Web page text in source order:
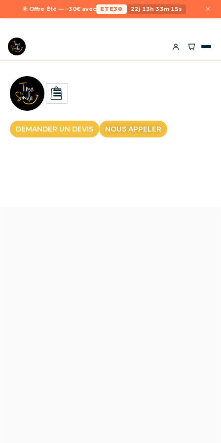
🌞 Offre Été — −30€ avec ETE30 22j 13h 33m 15s ×
DEMANDER UN DEVIS NOUS APPELER